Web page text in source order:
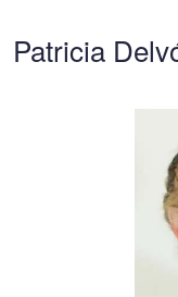
Patricia